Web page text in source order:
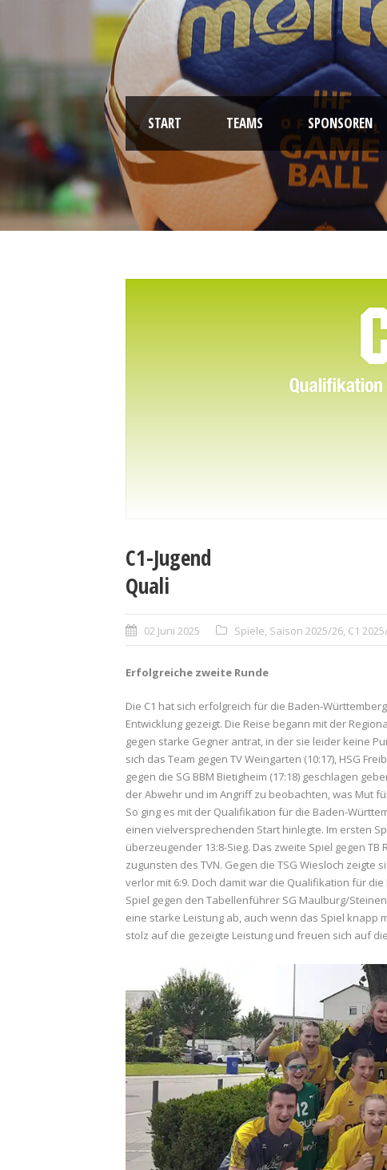
START TEAMS SPONSOREN
C1-Jugend
Quali
02 Juni 2025 Spiele, Saison 2025/26, C1
Erfolgreiche zweite Runde
Die C1 hat sich erfolgreich für die Baden-
Entwicklung gezeigt. Die Reise begann mit der
gegen starke Gegner antrat, in der sie leider keine
sich das Team gegen TV Weingarten (10:17), HSG
gegen die SG BBM Bietigheim (17:18) geschlagen
der Abwehr und im Angriff zu beobachten, was Mut
So ging es mit der Qualifikation für die Baden-
einen vielversprechenden Start hinlegte. Im ersten
überzeugender 13:8-Sieg. Das zweite Spiel gegen
zugunsten des TVN. Gegen die TSG Wiesloch
verlor mit 6:9. Doch damit war die Qualifikation für
Spiel gegen den Tabellenführer SG Maulburg/
eine starke Leistung ab, auch wenn das Spiel knapp
stolz auf die gezeigte Leistung und freuen sich auf